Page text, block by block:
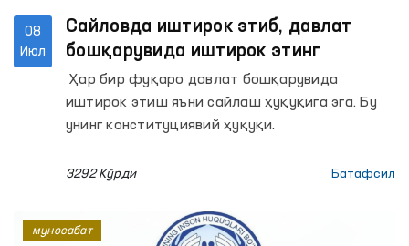
08
Июл
Сайловда иштирок этиб, давлат
бошқарувида иштирок этинг
Ҳар бир фуқаро давлат бошқарувида
иштирок этиш яъни сайлаш ҳуқуқига эга. Бу
унинг конституциявий ҳуқуқи.
3292 Кўрди Батафсил
муносабат